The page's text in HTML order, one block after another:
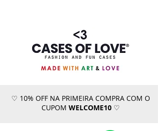
♡ 10% OFF NA PRIMEIRA COMPRA COM O
CUPOM WELCOME10♡